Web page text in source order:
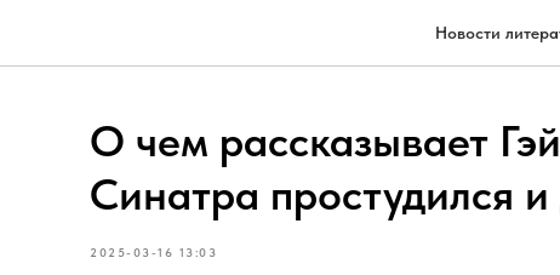
Новости
О чем рассказывает
Синатра простудился
2025-03-16 13:03